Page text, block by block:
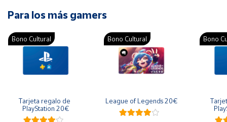
Para los más gamers
Bono Cultural
Tarjeta regalo de
PlayStation 20€
Bono Cultural
League of Legends 20€
Bono